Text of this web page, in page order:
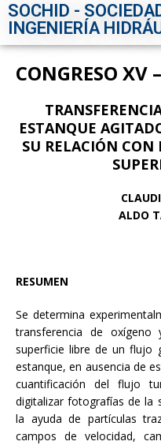
SOCHID -
INGENIERÍA
CONGRESO
ESTANQUE
SU RELACIÓN
ALDO
RESUMEN
Se determina
transferencia de
superficie libre de un flujo
estanque, en ausencia de
cuantificación del flujo
digitalizar fotografías de la
la ayuda de partículas
campos de velocidad,